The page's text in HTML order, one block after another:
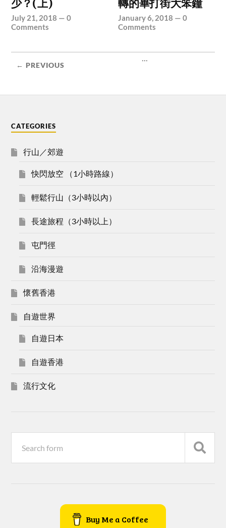
少？(上)
July 21, 2018 —0
Comments
轉的畢打街大笨鐘
January 6, 2018 —0
Comments
← PREVIOUS
...
CATEGORIES
行山／郊遊
快閃放空 （1小時路線）
輕鬆行山（3小時以內）
長途旅程（3小時以上）
屯門徑
沿海漫遊
懷舊香港
自遊世界
自遊日本
自遊香港
流行文化
Buy Me a Coffee